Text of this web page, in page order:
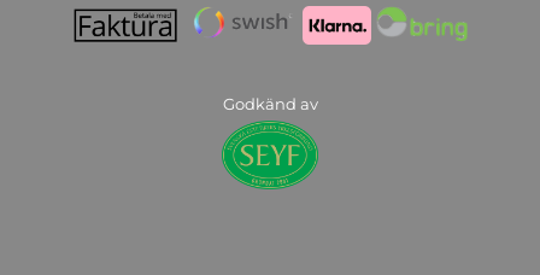
Godkänd av